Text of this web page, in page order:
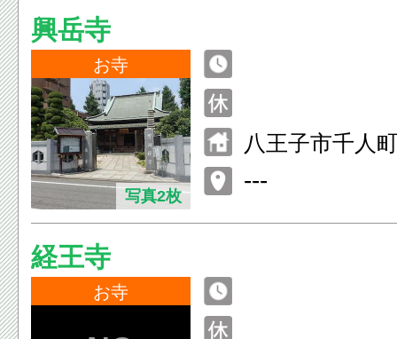
興岳寺
お寺
写真2枚
八王子市千人
---
経王寺
お寺